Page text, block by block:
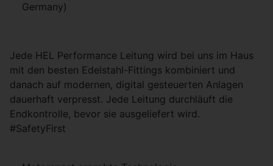
Germany)
Jede HEL Performance Leitung wird bei uns im Haus
mit den besten Edelstahl-Fittings kombiniert und
danach auf modernen, digital gesteuerten Anlagen
dauerhaft verpresst. Jede Leitung durchläuft die
Endkontrolle, bevor sie ausgeliefert wird.
#SafetyFirst